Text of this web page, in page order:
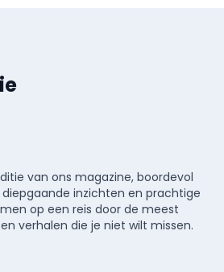
van ons magazine, boordevol
inzichten en prachtige
op een reis door de meest
verhalen die je niet wilt missen.